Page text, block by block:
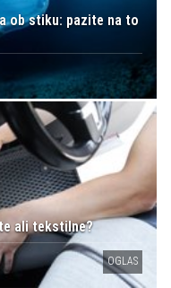
ob stiku: pazite na to
ali tekstilne?
OGLAS